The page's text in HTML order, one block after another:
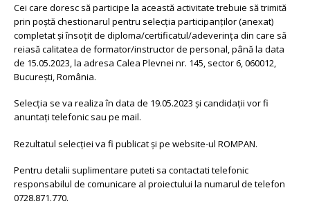
Cei care doresc să participe la această activitate trebuie să trimită
prin poștă chestionarul pentru selecția participanților (anexat)
completat și însoțit de diploma/certificatul/adeverința din care să
reiasă calitatea de formator/instructor de personal, până la data
de 15.05.2023, la adresa Calea Plevnei nr. 145, sector 6, 060012,
București, România.
Selecția se va realiza în data de 19.05.2023 și candidații vor fi
anuntați telefonic sau pe mail.
Rezultatul selecției va fi publicat și pe website-ul ROMPAN.
Pentru detalii suplimentare puteti sa contactati telefonic
responsabilul de comunicare al proiectului la numarul de telefon
0728.871.770.